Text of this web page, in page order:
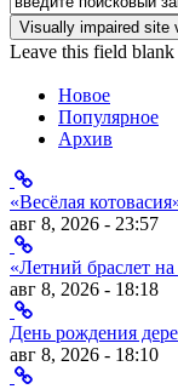
Форма
Leave this field blank
Новое
Популярное
Архив
«Весёлая
авг 8, 2026 - 23:57
«Летний браслет
авг 8, 2026 - 18:18
День рождения
авг 8, 2026 - 18:10